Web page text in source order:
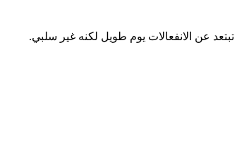
عن الانفعالات يوم طويل لكنه غير سلبي.